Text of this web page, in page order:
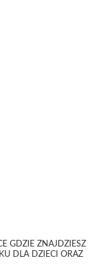
GDZIE ZNAJDZIESZ
DLA DZIECI ORAZ